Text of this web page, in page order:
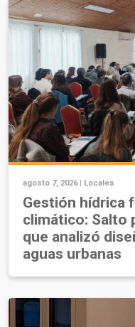
agosto 7, 2026 | Locales
Gestión hídrica
climático: Salto
que analizó
aguas urbanas